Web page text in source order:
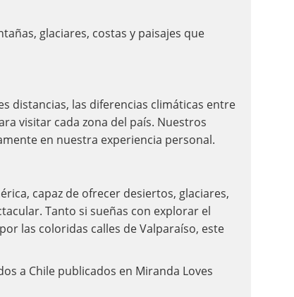
glaciares, costas y paisajes que
distancias, las diferencias climáticas entre
visitar cada zona del país. Nuestros
en nuestra experiencia personal.
capaz de ofrecer desiertos, glaciares,
Tanto si sueñas con explorar el
las coloridas calles de Valparaíso, este
a Chile publicados en Miranda Loves